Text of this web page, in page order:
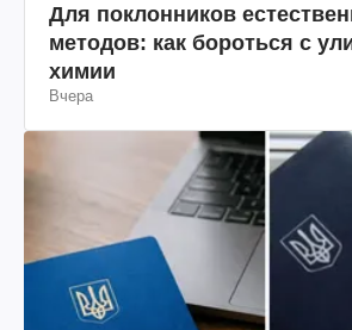
Для поклонников
методов: как бороться с
химии
Вчера